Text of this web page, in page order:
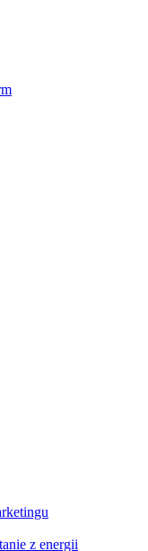
z energii